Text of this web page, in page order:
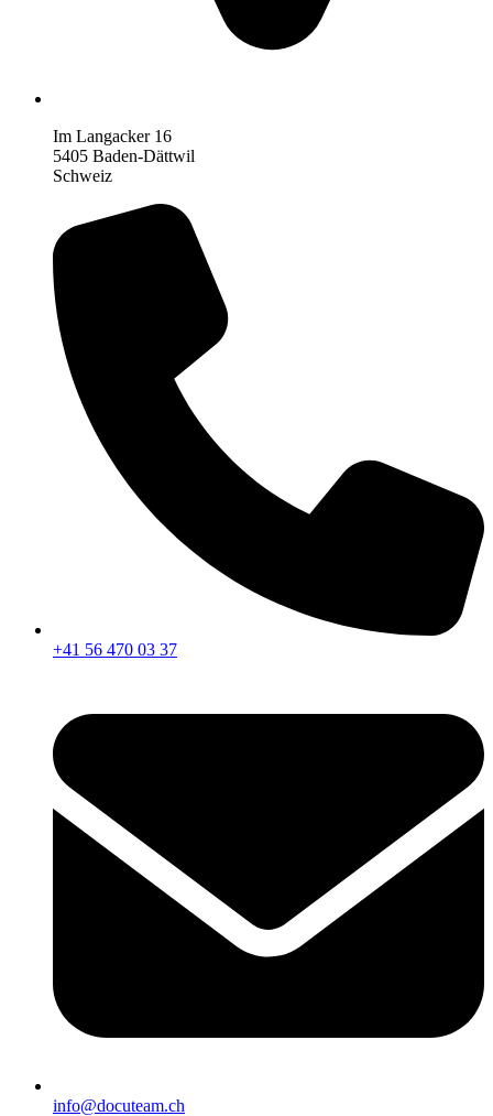
Im Langacker 16
5405 Baden-Dättwil
Schweiz
+41 56 470 03 37
info@docuteam.ch